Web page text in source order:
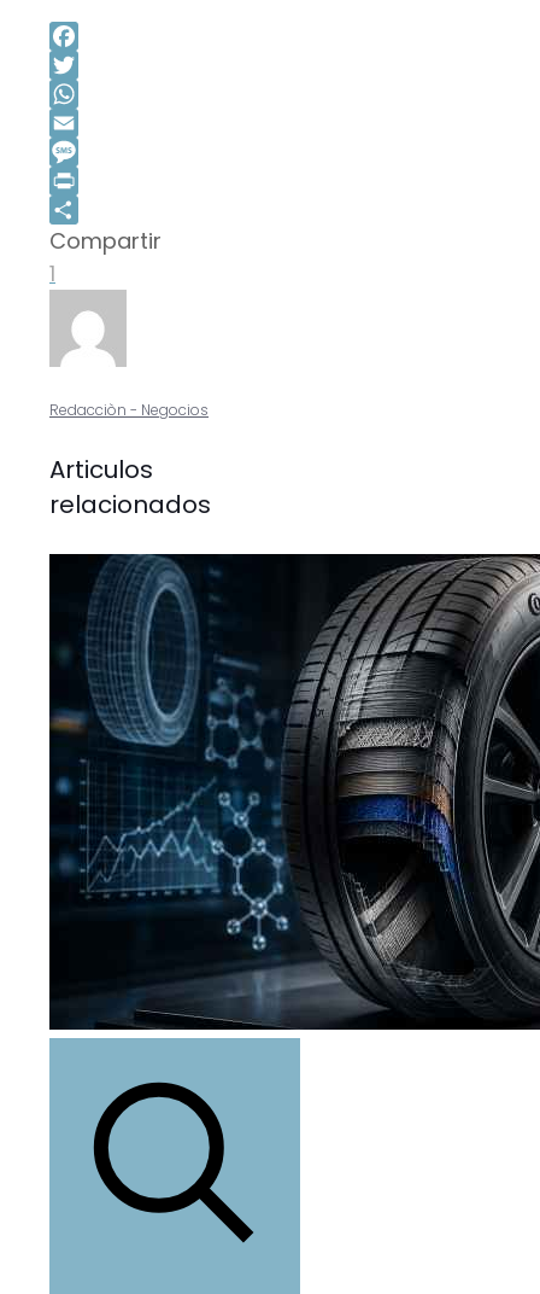
Facebook
Twitter
WhatsApp
Email
Message
Print
Compartir
Compartir
1
Redacciòn - Negocios
Articulos
relacionados